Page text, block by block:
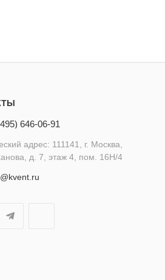
646-06-91
адрес: 111141, г. Москва,
д. 7, этаж 4, пом. 16Н/4